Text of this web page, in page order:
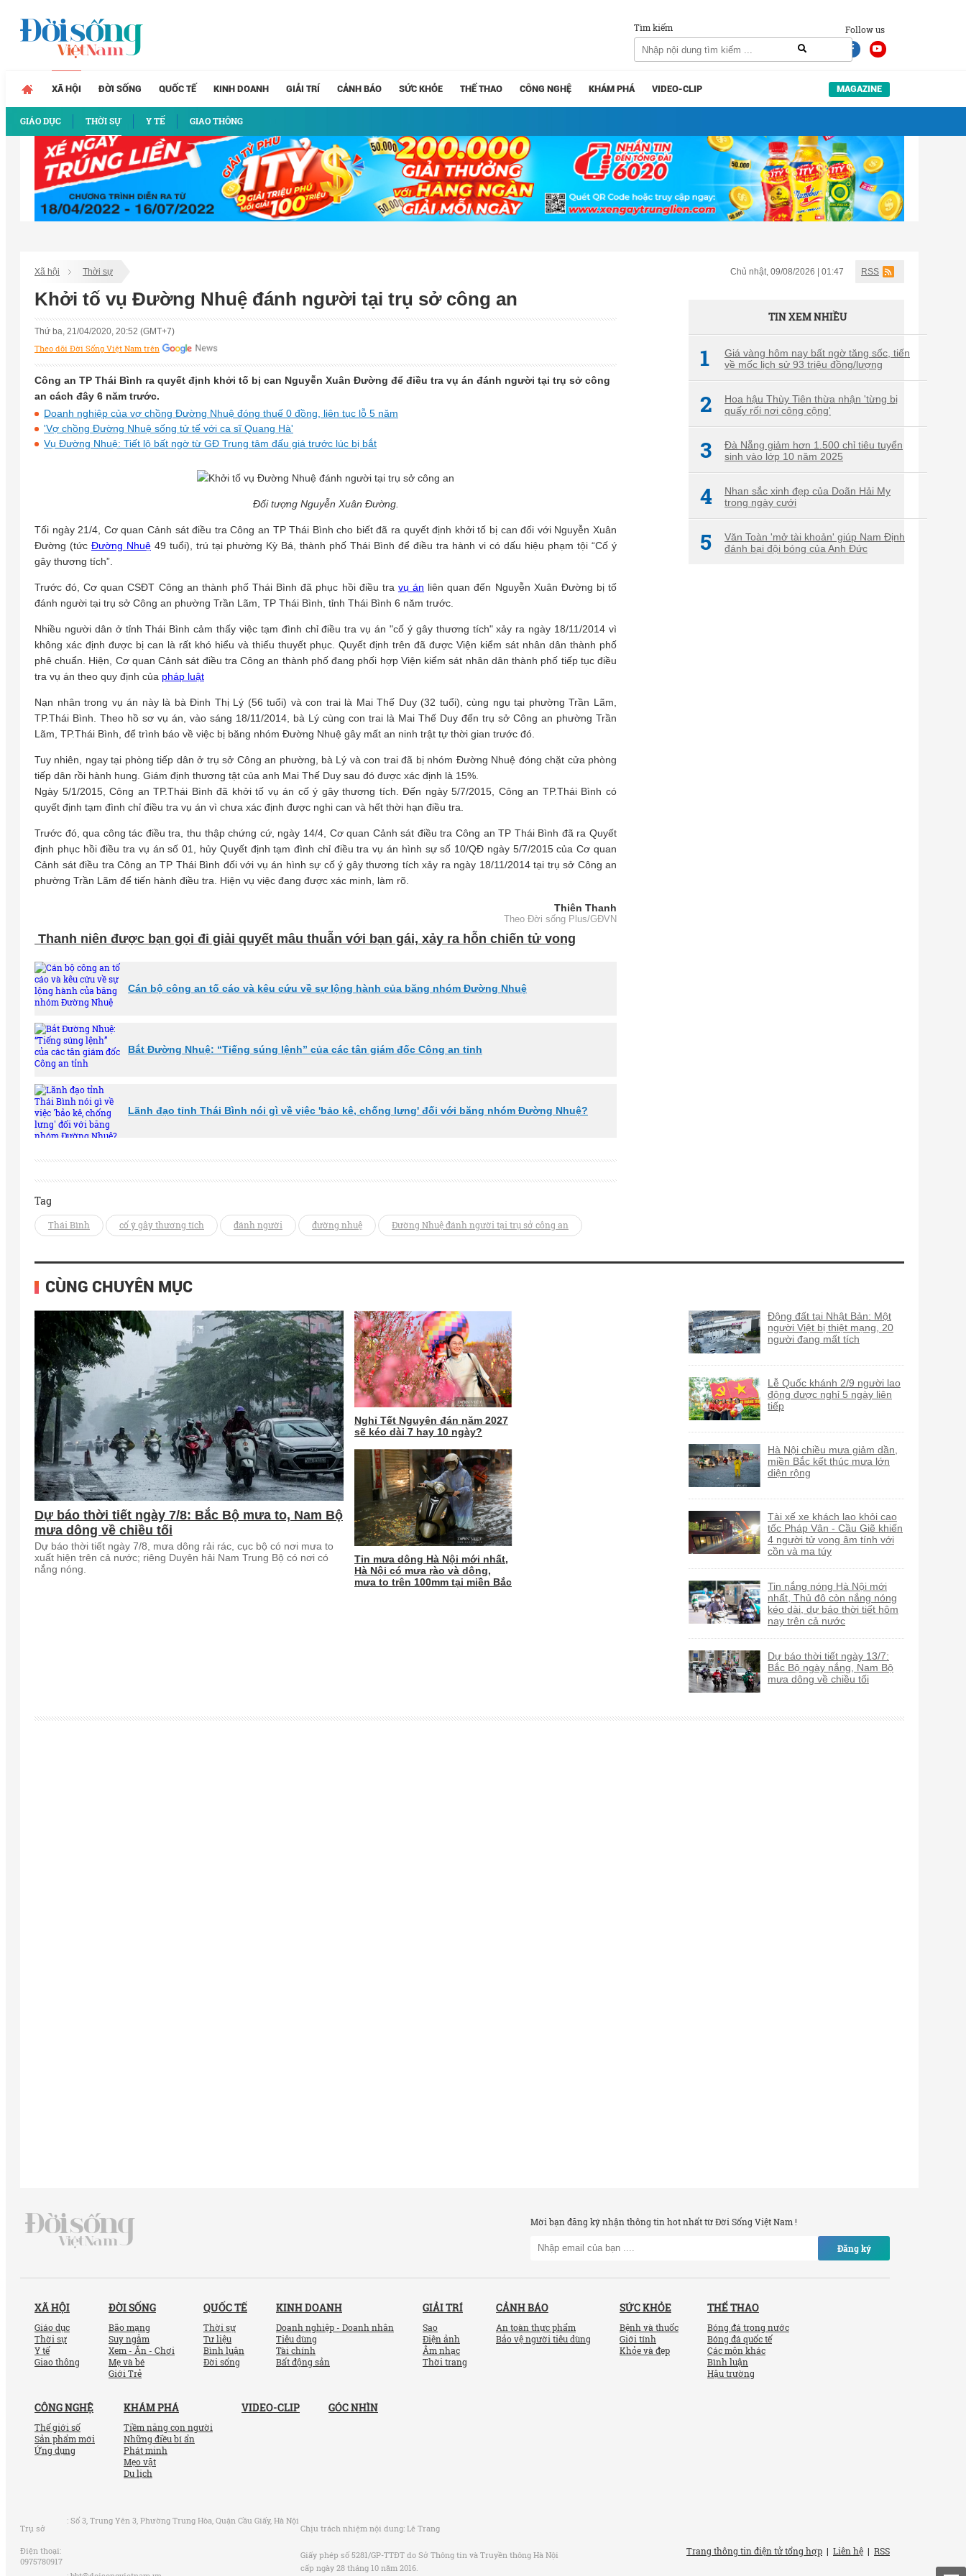
Follow us
Tìm kiếm
XÃ HỘI
GIÁO DỤC THỜI SỰ Y TẾ GIAO THÔNG
ĐỜI SỐNG QUỐC TẾ KINH DOANH GIẢI TRÍ CẢNH BÁO SỨC KHỎE THỂ THAO CÔNG NGHỆ KHÁM PHÁ VIDEO-CLIP MAGAZINE
Xã hội Thời sự Chủ nhật, 09/08/2026 | 01:47 RSS
Khởi tố vụ Đường Nhuệ đánh người tại trụ sở công an
Thứ ba, 21/04/2020, 20:52 (GMT+7)
Theo dõi Đời Sống Việt Nam trên
Công an TP Thái Bình ra quyết định khởi tố bị can Nguyễn Xuân Đường để điều tra vụ án đánh người tại trụ sở công
an cách đây 6 năm trước.
Doanh nghiệp của vợ chồng Đường Nhuệ đóng thuế 0 đồng, liên tục lỗ 5 năm
'Vợ chồng Đường Nhuệ sống tử tế với ca sĩ Quang Hà'
Vụ Đường Nhuệ: Tiết lộ bất ngờ từ GĐ Trung tâm đấu giá trước lúc bị bắt
Đối tượng Nguyễn Xuân Đường.
Tối ngày 21/4, Cơ quan Cảnh sát điều tra Công an TP Thái Bình cho biết đã ra quyết định khởi tố bị can đối với Nguyễn Xuân
Đường (tức Đường Nhuệ 49 tuổi), trú tại phường Kỳ Bá, thành phố Thái Bình để điều tra hành vi có dấu hiệu phạm tội “Cố ý
gây thương tích”.
Trước đó, Cơ quan CSĐT Công an thành phố Thái Bình đã phục hồi điều tra vụ án liên quan đến Nguyễn Xuân Đường bị tố
đánh người tại trụ sở Công an phường Trần Lãm, TP Thái Bình, tỉnh Thái Bình 6 năm trước.
Nhiều người dân ở tỉnh Thái Bình cảm thấy việc tạm đình chỉ điều tra vụ án "cố ý gây thương tích" xảy ra ngày 18/11/2014 vì
không xác định được bị can là rất khó hiểu và thiếu thuyết phục. Quyết định trên đã được Viện kiểm sát nhân dân thành phố
phê chuẩn. Hiện, Cơ quan Cảnh sát điều tra Công an thành phố đang phối hợp Viện kiểm sát nhân dân thành phố tiếp tục điều
tra vụ án theo quy định của pháp luật
Nạn nhân trong vụ án này là bà Đinh Thị Lý (56 tuổi) và con trai là Mai Thế Duy (32 tuổi), cùng ngụ tại phường Trần Lãm,
TP.Thái Bình. Theo hồ sơ vụ án, vào sáng 18/11/2014, bà Lý cùng con trai là Mai Thế Duy đến trụ sở Công an phường Trần
Lãm, TP.Thái Bình, để trình báo về việc bị băng nhóm Đường Nhuệ gây mất an ninh trật tự thời gian trước đó.
Tuy nhiên, ngay tại phòng tiếp dân ở trụ sở Công an phường, bà Lý và con trai đã bị nhóm Đường Nhuệ đóng chặt cửa phòng
tiếp dân rồi hành hung. Giám định thương tật của anh Mai Thế Duy sau đó được xác định là 15%.
Ngày 5/1/2015, Công an TP.Thái Bình đã khởi tố vụ án cố ý gây thương tích. Đến ngày 5/7/2015, Công an TP.Thái Bình có
quyết định tạm đình chỉ điều tra vụ án vì chưa xác định được nghi can và hết thời hạn điều tra.
Trước đó, qua công tác điều tra, thu thập chứng cứ, ngày 14/4, Cơ quan Cảnh sát điều tra Công an TP Thái Bình đã ra Quyết
định phục hồi điều tra vụ án số 01, hủy Quyết định tạm đình chỉ điều tra vụ án hình sự số 10/QĐ ngày 5/7/2015 của Cơ quan
Cảnh sát điều tra Công an TP Thái Bình đối với vụ án hình sự cố ý gây thương tích xảy ra ngày 18/11/2014 tại trụ sở Công an
phường Trần Lãm để tiến hành điều tra. Hiện vụ việc đang được xác minh, làm rõ.
Thiên Thanh
Theo Đời sống Plus/GĐVN
Thanh niên được bạn gọi đi giải quyết mâu thuẫn với bạn gái, xảy ra hỗn chiến tử vong
Cán bộ công an tố cáo và kêu cứu về sự lộng hành của băng nhóm Đường Nhuệ
Bắt Đường Nhuệ: “Tiếng súng lệnh” của các tân giám đốc Công an tỉnh
Lãnh đạo tỉnh Thái Bình nói gì về việc 'bảo kê, chống lưng' đối với băng nhóm Đường Nhuệ?
Tag
Thái Bình cố ý gây thương tích đánh người đường nhuệ Đường Nhuệ đánh người tại trụ sở công an
TIN XEM NHIỀU
1
Giá vàng hôm nay bất ngờ tăng sốc, tiến
về mốc lịch sử 93 triệu đồng/lượng
2
Hoa hậu Thùy Tiên thừa nhận 'từng bị
quấy rối nơi công cộng'
3
Đà Nẵng giảm hơn 1.500 chỉ tiêu tuyển
sinh vào lớp 10 năm 2025
4
Nhan sắc xinh đẹp của Doãn Hải My
trong ngày cưới
5
Văn Toàn 'mở tài khoản' giúp Nam Định
đánh bại đội bóng của Anh Đức
CÙNG CHUYÊN MỤC
Dự báo thời tiết ngày 7/8: Bắc Bộ mưa to, Nam Bộ
mưa dông về chiều tối
Dự báo thời tiết ngày 7/8, mưa dông rải rác, cục bộ có nơi mưa to
xuất hiện trên cả nước; riêng Duyên hải Nam Trung Bộ có nơi có
nắng nóng.
Nghỉ Tết Nguyên đán năm 2027
sẽ kéo dài 7 hay 10 ngày?
Tin mưa dông Hà Nội mới nhất,
Hà Nội có mưa rào và dông,
mưa to trên 100mm tại miền Bắc
Động đất tại Nhật Bản: Một
người Việt bị thiệt mạng, 20
người đang mất tích
Lễ Quốc khánh 2/9 người lao
động được nghỉ 5 ngày liên
tiếp
Hà Nội chiều mưa giảm dần,
miền Bắc kết thúc mưa lớn
diện rộng
Tài xế xe khách lao khỏi cao
tốc Pháp Vân - Cầu Giẽ khiến
4 người tử vong âm tính với
cồn và ma túy
Tin nắng nóng Hà Nội mới
nhất, Thủ đô còn nắng nóng
kéo dài, dự báo thời tiết hôm
nay trên cả nước
Dự báo thời tiết ngày 13/7:
Bắc Bộ ngày nắng, Nam Bộ
mưa dông về chiều tối
Mời bạn đăng ký nhận thông tin hot nhất từ Đời Sống Việt Nam !
Đăng ký
XÃ HỘI
Giáo dục
Thời sự
Y tế
Giao thông
ĐỜI SỐNG
Bão mạng
Suy ngẫm
Xem - Ăn - Chơi
Mẹ và bé
Giới Trẻ
QUỐC TẾ
Thời sự
Tư liệu
Bình luận
Đời sống
KINH DOANH
Doanh nghiệp - Doanh nhân
Tiêu dùng
Tài chính
Bất động sản
GIẢI TRÍ
Sao
Điện ảnh
Âm nhạc
Thời trang
CẢNH BÁO
An toàn thực phẩm
Bảo vệ người tiêu dùng
SỨC KHỎE
Bệnh và thuốc
Giới tính
Khỏe và đẹp
THỂ THAO
Bóng đá trong nước
Bóng đá quốc tế
Các môn khác
Bình luận
Hậu trường
CÔNG NGHỆ
Thế giới số
Sản phẩm mới
Ứng dụng
KHÁM PHÁ
Tiềm năng con người
Những điều bí ẩn
Phát minh
Mẹo vặt
Du lịch
VIDEO-CLIP GÓC NHÌN
Trụ sở
: Số 3, Trung Yên 3, Phường Trung Hòa, Quận Cầu Giấy, Hà Nội
Điện thoại:
0975780917
Chịu trách nhiệm nội dung: Lê Trang
Giấy phép số 5281/GP-TTĐT do Sở Thông tin và Truyền thông Hà Nội
cấp ngày 28 tháng 10 năm 2016.
Trang thông tin điện tử tổng hợp | Liên hệ | RSS